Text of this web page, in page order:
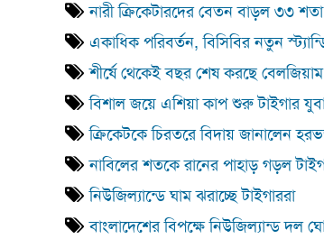
নারী ক্রিকেটারদের বেতন বাড়ল ৩৩
একাধিক পরিবর্তন, বিসিবির নতুন
শীর্ষে থেকেই বছর শেষ করছে বেলজিয়াম
বিশাল জয়ে এশিয়া কাপ শুরু টাইগার
ক্রিকেটকে চিরতরে বিদায় জানালেন
নাবিলের শতকে রানের পাহাড় গড়ল
নিউজিল্যান্ডে ঘাম ঝরাচ্ছে টাইগাররা
বাংলাদেশের বিপক্ষে নিউজিল্যান্ড দল